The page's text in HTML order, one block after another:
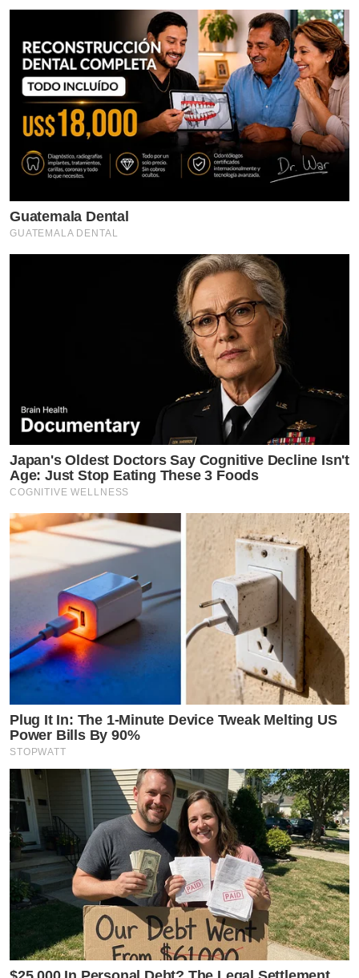
by TVPOOL ONLINE
Guatemala Dental
GUATEMALA DENTAL
Japan's Oldest Doctors Say Cognitive Decline Isn't
Age: Just Stop Eating These 3 Foods
COGNITIVE WELLNESS
Plug It In: The 1-Minute Device Tweak Melting US
Power Bills By 90%
STOPWATT